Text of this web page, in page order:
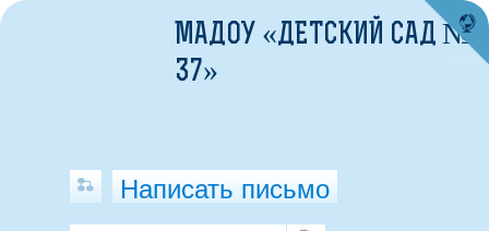
МАДОУ «ДЕТСКИЙ САД №
37»
Написать письмо